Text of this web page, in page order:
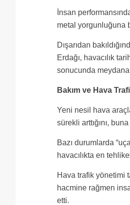
İnsan
metal yorgunluğuna
Dışarıdan
Erdağı, havacılık
sonucunda meydana
Bakım ve Hava
Yeni nesil hava
sürekli arttığını,
Bazı durumlarda
havacılıkta en
Hava trafik yönetimi
hacmine rağmen
etti.